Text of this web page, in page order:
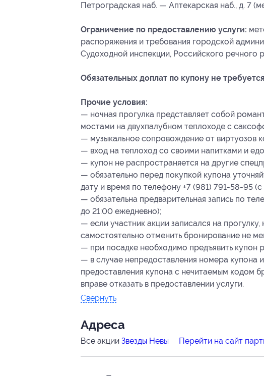
Петроградская наб. — Аптекарская наб., д. 7
Ограничение по предоставлению услуги:
распоряжения и требования городской
Судоходной инспекции, Российского речного
Обязательных доплат по купону не
Прочие условия:
— ночная прогулка представляет собой
мостами на двухпалубном теплоходе с
— музыкальное сопровождение от виртуозов
— вход на теплоход со своими напитками и
— купон не распространяется на другие
— обязательно перед покупкой купона
дату и время по телефону +7 (981) 791-58-95
— обязательна предварительная запись по
до 21:00 ежедневно);
— если участник акции записался на
самостоятельно отменить бронирование не
— при посадке необходимо предъявить купон
— в случае непредоставления номера купона
предоставления купона с нечитаемым кодом
вправе отказать в предоставлении услуги.
Свернуть
Адресa
Все акции Звезды Невы Перейти на сайт